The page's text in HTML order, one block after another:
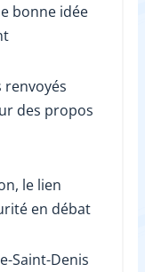
bonne idée
renvoyés
des propos
le lien
en débat
Saint-Denis